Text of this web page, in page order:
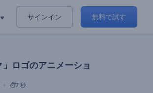
サインイン 無料で試す
」ロゴのアニメーショ
7 秒